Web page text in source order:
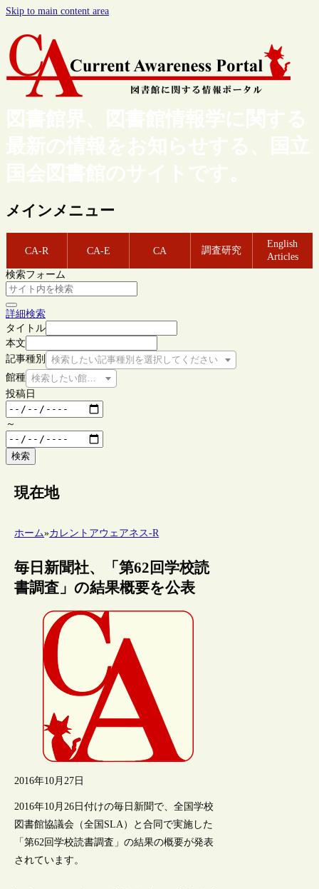
Skip to main content area
図書館界、図書館情報学に関する
最新の情報をお知らせする、国立
国会図書館のサイトです。
メインメニュー
CA-R CA-E CA 調査研究
English
Articles
検索フォーム
詳細検索
タイトル
本文
記事種別
検索したい記事種別を選択してください
館種 検索したい館種を選択してください
投稿日
～
検索
現在地
ホーム»カレントアウェアネス-R
毎日新聞社、「第62回学校読
書調査」の結果概要を公表
2016年10月27日
2016年10月26日付けの毎日新聞で、全国学校
図書館協議会（全国SLA）と合同で実施した
「第62回学校読書調査」の結果の概要が発表
されています。